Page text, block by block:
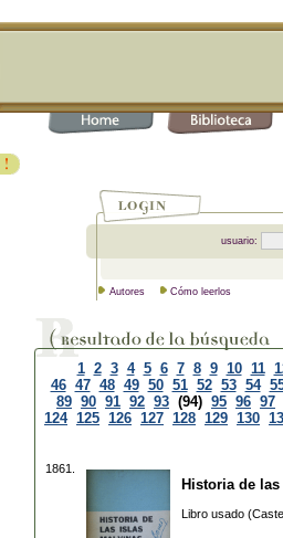
usuario:
Autores Cómo leerlos
1 2 3 4 5 6 7 8 9 10 11
46 47 48 49 50 51 52 53 54
89 90 91 92 93 (94) 95 96 97
124 125 126 127 128 129 130
1861.
Historia de
Libro usado